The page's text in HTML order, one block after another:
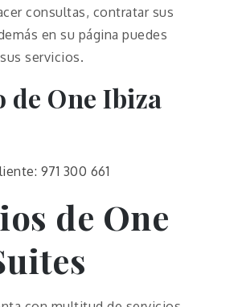
consultas, contratar sus
en su página puedes
servicios.
de One Ibiza
971 300 661
de One